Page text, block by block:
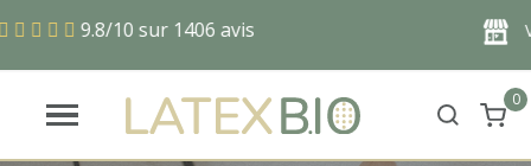
9.8/10 sur 1406 avis
0